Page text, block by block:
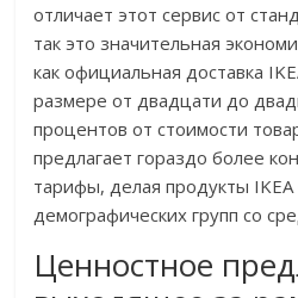
отличает этот сервис от
так это значительная
как официальная доставка
размере от двадцати до
процентов от стоимости
предлагает гораздо более
тарифы, делая продукты
демографических групп со
Ценностное